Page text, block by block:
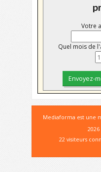
Votre
Quel mois de
Mediaforma est une
22 visiteurs